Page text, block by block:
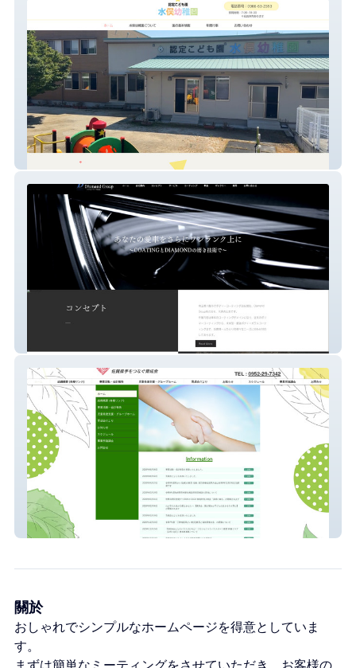
認定こども園 水俣幼稚園
佐賀県手をつなぐ育成会
關於
おしゃれでシンプルなホームページを得意としていま
す。
まずは簡単なミーティングをさせていただき、お客様の